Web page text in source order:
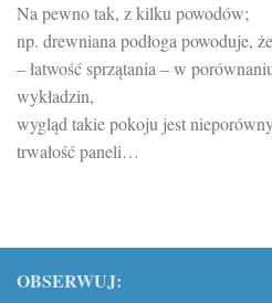
Na pewno tak, z kilku powodów;
np. drewniana podłoga powoduje,
– łatwość sprzątania – w
wykładzin,
wygląd takie pokoju jest
trwałość paneli…
OBSERWUJ: